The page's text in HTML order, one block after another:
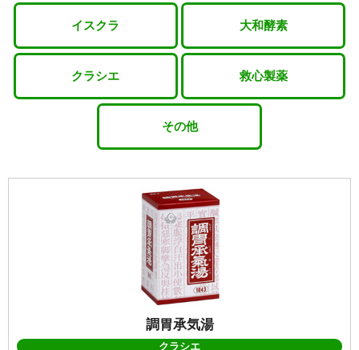
イスクラ 大和酵素
クラシエ 救心製薬
その他
調胃承気湯
クラシエ